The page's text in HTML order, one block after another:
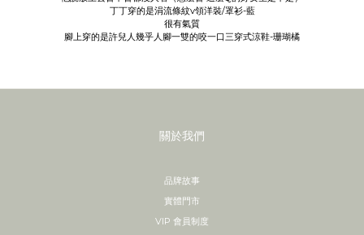
丁丁穿的是涓流條紋v領洋裝/罩衫-藍
很有氣質
腳上穿的是許兒人幾乎人腳一雙的咬一口三穿式涼鞋-珊瑚橘
關於我們
品牌故事
實體門市
VIP 會員制度